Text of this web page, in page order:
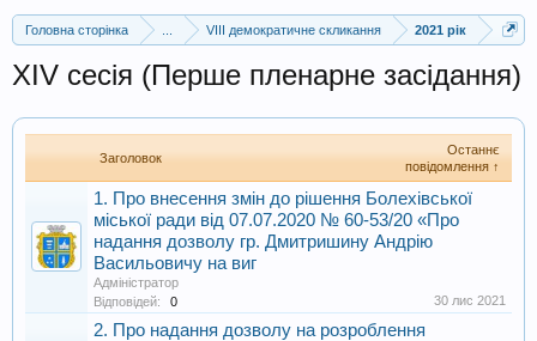
Головна сторінка VIII демократичне скликання 2021 рік
XIV сесія (Перше пленарне засідання)
Заголовок
Останнє
повідомлення ↑
1. Про внесення змін до рішення Болехівської
міської ради від 07.07.2020 № 60-53/20 «Про
надання дозволу гр. Дмитришину Андрію
Васильовичу на виг
Адміністратор
Відповідей:
0 30 лис 2021
2. Про надання дозволу на розроблення